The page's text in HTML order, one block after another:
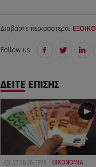
Διαβάστε περισσότερα:
Follow us:
ΔΕΙΤΕ ΕΠΙΣΗΣ
07.08.26, 19:15 ΟΙΚΟΝΟΜΙΑ